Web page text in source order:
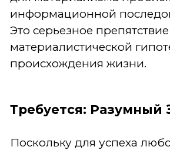
информационной
Это серьезное
материалистической
происхождения жизни.
Требуется: Разумный
Поскольку для успеха